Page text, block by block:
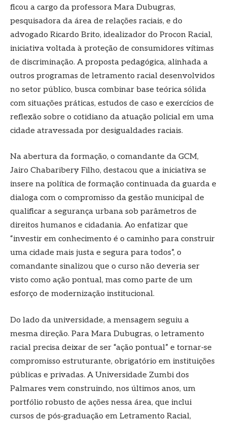
ficou a cargo da professora Mara Dubugras,
pesquisadora da área de relações raciais, e do
advogado Ricardo Brito, idealizador do Procon Racial,
iniciativa voltada à proteção de consumidores vítimas
de discriminação. A proposta pedagógica, alinhada a
outros programas de letramento racial desenvolvidos
no setor público, busca combinar base teórica sólida
com situações práticas, estudos de caso e exercícios de
reflexão sobre o cotidiano da atuação policial em uma
cidade atravessada por desigualdades raciais.
Na abertura da formação, o comandante da GCM,
Jairo Chabaribery Filho, destacou que a iniciativa se
insere na política de formação continuada da guarda e
dialoga com o compromisso da gestão municipal de
qualificar a segurança urbana sob parâmetros de
direitos humanos e cidadania. Ao enfatizar que
“investir em conhecimento é o caminho para construir
uma cidade mais justa e segura para todos”, o
comandante sinalizou que o curso não deveria ser
visto como ação pontual, mas como parte de um
esforço de modernização institucional.
Do lado da universidade, a mensagem seguiu a
mesma direção. Para Mara Dubugras, o letramento
racial precisa deixar de ser “ação pontual” e tornar‑se
compromisso estruturante, obrigatório em instituições
públicas e privadas. A Universidade Zumbi dos
Palmares vem construindo, nos últimos anos, um
portfólio robusto de ações nessa área, que inclui
cursos de pós‑graduação em Letramento Racial,